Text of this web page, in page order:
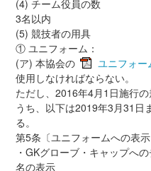
(4) チーム役員の数
3名以内
(5) 競技者の用具
① ユニフォーム：
(ア) 本協会の
ユニフォー
使用しなければならない。
ただし、2016年4月1日施行
うち、以下は2019年3月31日
る。
第5条〔ユニフォームへの表
・GKグローブ・キャップへ
名の表示